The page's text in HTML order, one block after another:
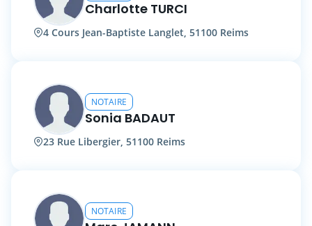
Charlotte TURCI
4 Cours Jean-Baptiste Langlet, 51100 Reims
NOTAIRE
Sonia BADAUT
23 Rue Libergier, 51100 Reims
NOTAIRE